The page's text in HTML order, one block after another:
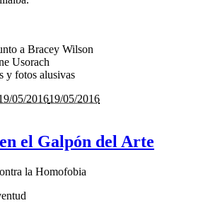
a Bracey Wilson
Usorach
y fotos alusivas
05/201619/05/2016
el Galpón del Arte
la Homofobia